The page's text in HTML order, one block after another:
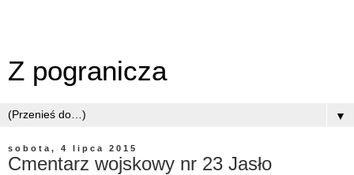
Z pogranicza
▼
sobota, 4 lipca 2015
Cmentarz wojskowy nr 23 Jasło